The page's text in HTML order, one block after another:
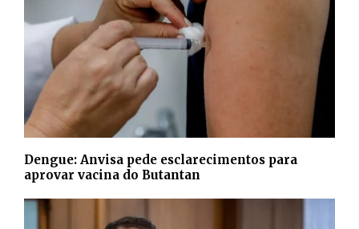
Dengue: Anvisa pede esclarecimentos para
aprovar vacina do Butantan